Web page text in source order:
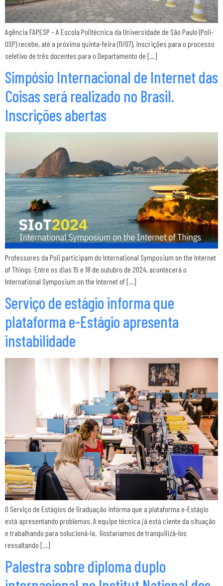
Agência FAPESP – A Escola Politécnica da Universidade de São Paulo (Poli-
USP) recebe, até a próxima quinta-feira (11/07), inscrições para o processo
seletivo de três docentes para o Departamento de […]
Simpósio Internacional de Internet das
Coisas será realizado no Brasil.
Inscrições abertas
Professores da Poli participam do International Symposium on the Internet
of Things Entre os dias 15 e 18 de outubro de 2024, acontecerá o
International Symposium on the Internet of […]
Serviço de estágio informa que
plataforma e-Estágio apresenta
instabilidade
O Serviço de Estágios de Graduação informa que a plataforma e-Estágio
está apresentando problemas. A equipe técnica já está ciente da situação
e trabalhando para solucioná-la. Gostaríamos de tranquilizá-los
ressaltando […]
Palestra sobre diploma duplo